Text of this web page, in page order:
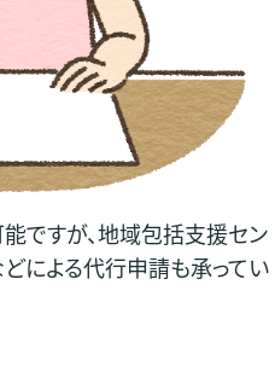
ですが、地域包括支援セン
による代行申請も承ってい